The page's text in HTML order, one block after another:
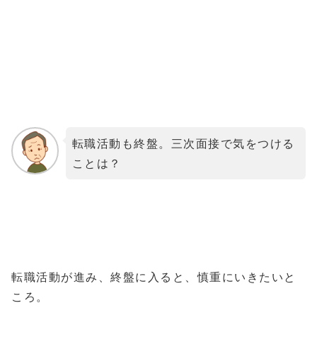
転職活動も終盤。三次面接で気をつける
ことは？
転職活動が進み、終盤に入ると、慎重にいきたいと
ころ。